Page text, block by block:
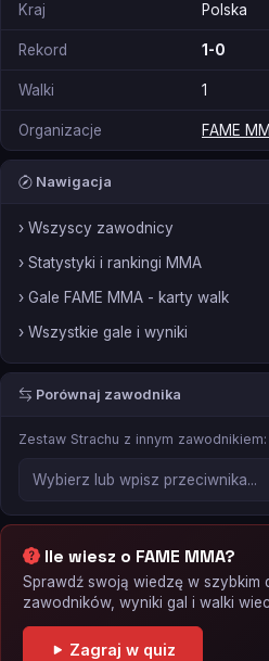
Kraj Polska
Rekord 1-0
Walki 1
Organizacje FAME
Nawigacja
› Wszyscy zawodnicy
› Statystyki i rankingi MMA
› Gale FAME MMA - karty walk
› Wszystkie gale i wyniki
Porównaj zawodnika
Zestaw Strachu z innym zawodnikiem:
Ile wiesz o FAME MMA?
Sprawdź swoją wiedzę w szybkim
zawodników, wyniki gal i walki
Zagraj w quiz